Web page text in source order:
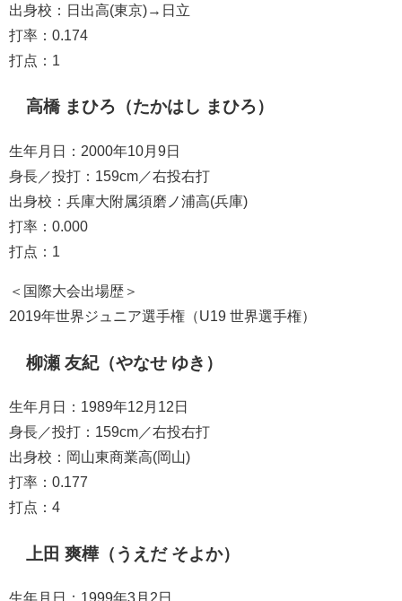
出身校：日出高(東京)→日立
打率：0.174
打点：1
高橋 まひろ（たかはし まひろ）
生年月日：2000年10月9日
身長／投打：159cm／右投右打
出身校：兵庫大附属須磨ノ浦高(兵庫)
打率：0.000
打点：1
＜国際大会出場歴＞
2019年世界ジュニア選手権（U19 世界選手権）
柳瀬 友紀（やなせ ゆき）
生年月日：1989年12月12日
身長／投打：159cm／右投右打
出身校：岡山東商業高(岡山)
打率：0.177
打点：4
上田 爽樺（うえだ そよか）
生年月日：1999年3月2日